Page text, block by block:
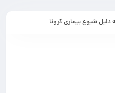
شیوع بیماری کرونا